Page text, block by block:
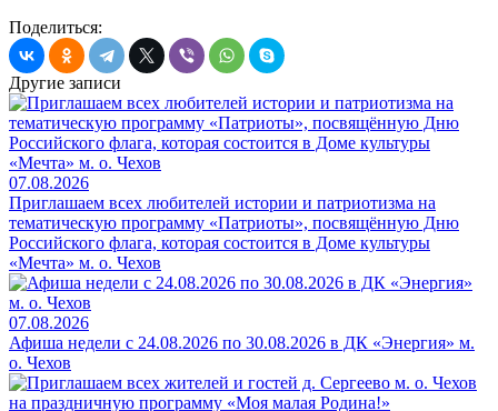
Поделиться:
Другие записи
07.08.2026
Приглашаем всех любителей истории и патриотизма на
тематическую программу «Патриоты», посвящённую Дню
Российского флага, которая состоится в Доме культуры
«Мечта» м. о. Чехов
07.08.2026
Афиша недели с 24.08.2026 по 30.08.2026 в ДК «Энергия» м.
о. Чехов